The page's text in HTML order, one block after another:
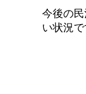
今後の
い状況で